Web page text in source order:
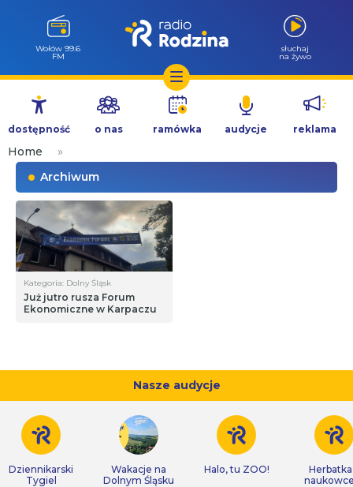
Przejdź
treści
Wołów 99.6
FM
słuchaj
na żywo
dostępność o nas ramówka audycje reklama
Home
»
Archiwum
Kategoria: Dolny Śląsk
Już jutro rusza Forum
Ekonomiczne w Karpaczu
Nasze audycje
Dziennikarski
Tygiel
Wakacje na
Dolnym Śląsku
Halo, tu ZOO!